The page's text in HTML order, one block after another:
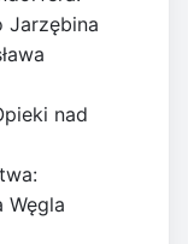
Jarzębina
nad
Węgla